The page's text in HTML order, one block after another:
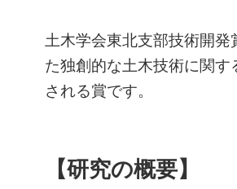
土木学会東北支部技術開
た独創的な土木技術に関
される賞です。
【研究の概要】